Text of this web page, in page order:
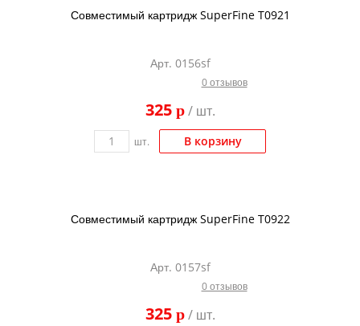
Совместимый картридж SuperFine T0921
Арт. 0156sf
0 отзывов
325 p/ шт.
шт. В корзину
Совместимый картридж SuperFine T0922
Арт. 0157sf
0 отзывов
325 p/ шт.